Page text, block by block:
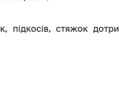
підкосів, стяжок